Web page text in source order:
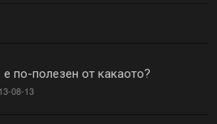
по-полезен от какаото?
08-13